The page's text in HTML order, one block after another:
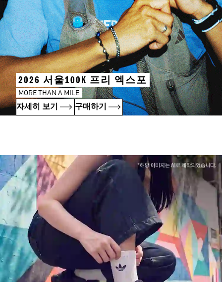
2026 서울100K 프리 엑스포
MORE THAN A MILE
자세히 보기 구매하기